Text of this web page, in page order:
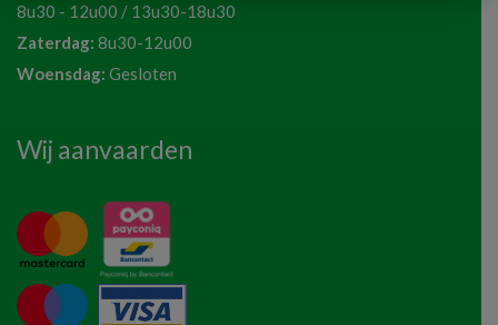
8u30 - 12u00 / 13u30-18u30
Zaterdag: 8u30-12u00
Woensdag: Gesloten
Wij aanvaarden